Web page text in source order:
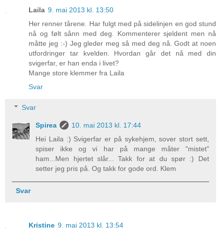
Laila 9. mai 2013 kl. 13:50
Her renner tårene. Har fulgt med på sidelinjen en god stund
nå og følt sånn med deg. Kommenterer sjeldent men nå
måtte jeg :-) Jeg gleder meg så med deg nå. Godt at noen
utfordringer tar kvelden. Hvordan går det nå med din
svigerfar, er han enda i livet?
Mange store klemmer fra Laila
Svar
Svar
Spirea
10. mai 2013 kl. 17:44
Hei Laila :) Svigerfar er på sykehjem, sover stort sett,
spiser ikke og vi har på mange måter "mistet"
ham...Men hjertet slår... Takk for at du spør :) Det
setter jeg pris på. Og takk for gode ord. Klem
Svar
Kristine 9. mai 2013 kl. 13:54